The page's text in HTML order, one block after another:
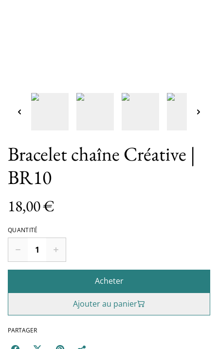
Bracelet chaîne Créative |
BR10
18,00 €
QUANTITÉ
Acheter
Ajouter au panier
PARTAGER